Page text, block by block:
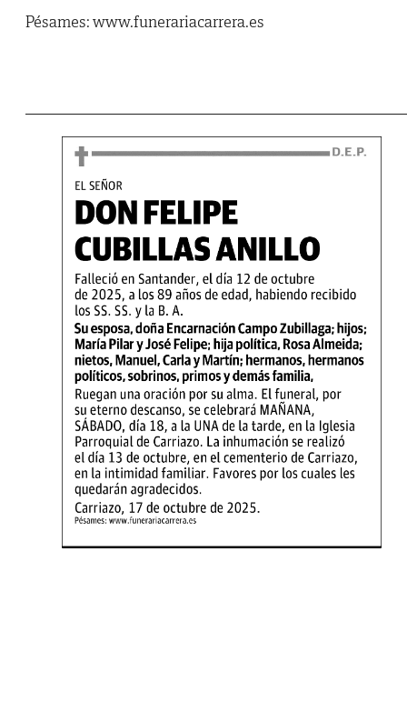
Pésames: www.funerariacarrera.es